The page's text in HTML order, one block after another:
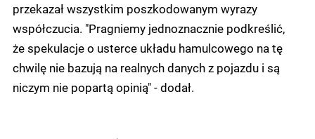
przekazał wszystkim poszkodowanym wyrazy
współczucia. "Pragniemy jednoznacznie podkreślić,
że spekulacje o usterce układu hamulcowego na tę
chwilę nie bazują na realnych danych z pojazdu i są
niczym nie popartą opinią" - dodał.